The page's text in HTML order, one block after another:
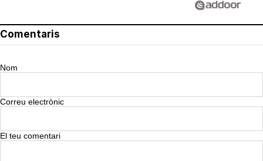
Comentaris
Nom
Correu electrònic
El teu comentari